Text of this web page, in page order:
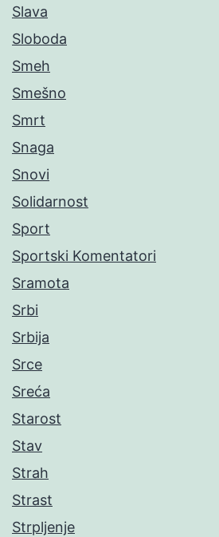
Slava
Sloboda
Smeh
Smešno
Smrt
Snaga
Snovi
Solidarnost
Sport
Sportski Komentatori
Sramota
Srbi
Srbija
Srce
Sreća
Starost
Stav
Strah
Strast
Strpljenje